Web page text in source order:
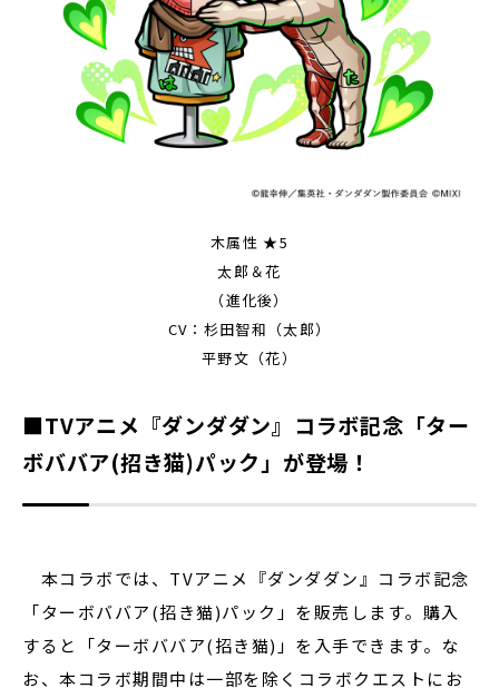
木属性 ★5
太郎＆花
（進化後）
CV：杉田智和（太郎）
平野文（花）
■TVアニメ『ダンダダン』コラボ記念「ター
ボババア(招き猫)パック」が登場！
本コラボでは、TVアニメ『ダンダダン』コラボ記念
「ターボババア(招き猫)パック」を販売します。購入
すると「ターボババア(招き猫)」を入手できます。な
お、本コラボ期間中は一部を除くコラボクエストにお